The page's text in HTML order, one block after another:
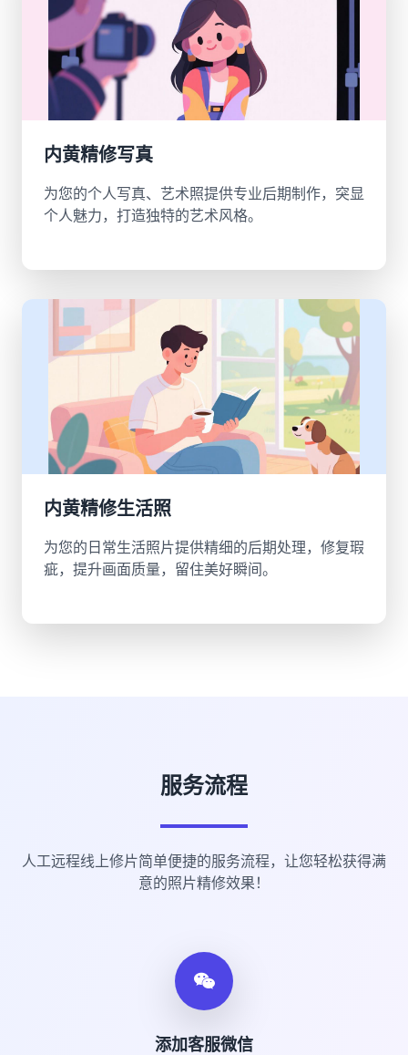
内黄精修写真
为您的个人写真、艺术照提供专业后期制作，突显
个人魅力，打造独特的艺术风格。
内黄精修生活照
为您的日常生活照片提供精细的后期处理，修复瑕
疵，提升画面质量，留住美好瞬间。
服务流程
人工远程线上修片简单便捷的服务流程，让您轻松获得满
意的照片精修效果！
添加客服微信